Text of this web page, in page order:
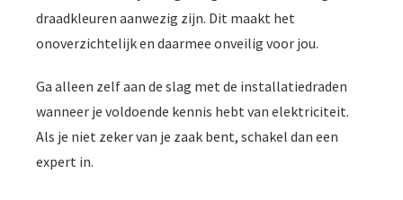
draadkleuren aanwezig zijn. Dit maakt het
onoverzichtelijk en daarmee onveilig voor jou.
Ga alleen zelf aan de slag met de installatiedraden
wanneer je voldoende kennis hebt van elektriciteit.
Als je niet zeker van je zaak bent, schakel dan een
expert in.